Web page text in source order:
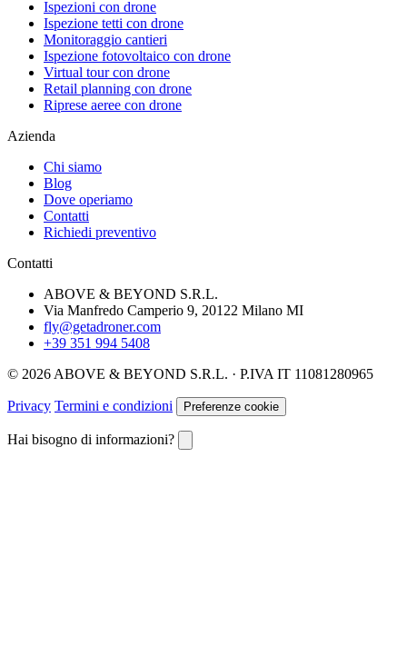
Ispezioni con drone
Ispezione tetti con drone
Monitoraggio cantieri
Ispezione fotovoltaico con drone
Virtual tour con drone
Retail planning con drone
Riprese aeree con drone
Azienda
Chi siamo
Blog
Dove operiamo
Contatti
Richiedi preventivo
Contatti
ABOVE & BEYOND S.R.L.
Via Manfredo Camperio 9, 20122 Milano MI
fly@getadroner.com
+39 351 994 5408
© 2026 ABOVE & BEYOND S.R.L. · P.IVA IT 11081280965
Privacy Termini e condizioni Preferenze cookie
Hai bisogno di informazioni?